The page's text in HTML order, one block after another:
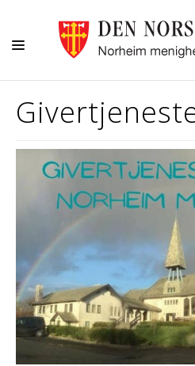
BARN-UNGE-KONFIRMANT
FAMILIE-VOKSNE
NYHETER